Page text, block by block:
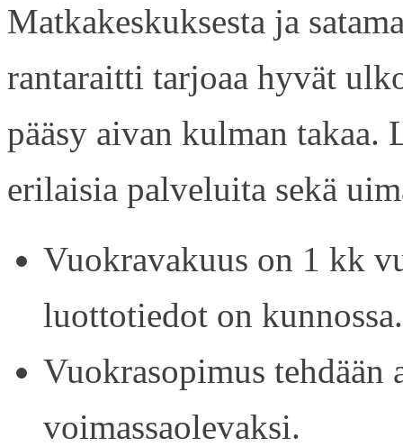
Matkakeskuksesta ja
rantaraitti tarjoaa hyvät
pääsy aivan kulman
erilaisia palveluita sekä
Vuokravakuus on 1 kk
luottotiedot on kunnossa.
Vuokrasopimus tehdään
voimassaolevaksi.